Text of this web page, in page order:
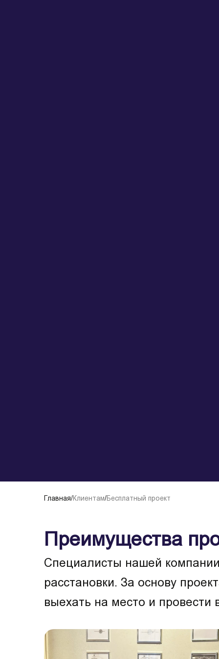
Главная/Клиентам/Бесплатный проект
Преимущества
Специалисты нашей компании
расстановки. За основу
выехать на место и